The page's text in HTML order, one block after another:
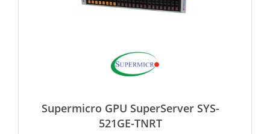
Supermicro GPU SuperServer SYS-
521GE-TNRT